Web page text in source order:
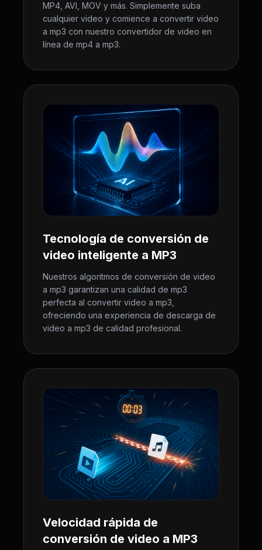
MP4, AVI, MOV y más. Simplemente suba
cualquier video y comience a convertir video
a mp3 con nuestro convertidor de video en
línea de mp4 a mp3.
Tecnología de conversión de
video inteligente a MP3
Nuestros algoritmos de conversión de video
a mp3 garantizan una calidad de mp3
perfecta al convertir video a mp3,
ofreciendo una experiencia de descarga de
video a mp3 de calidad profesional.
Velocidad rápida de
conversión de video a MP3